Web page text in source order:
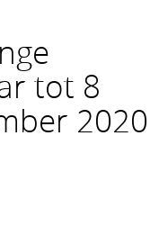
tot 8
2020